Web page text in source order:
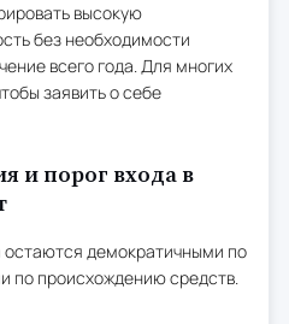
высокую
без необходимости
всего года. Для многих
заявить о себе
и порог входа в
остаются демократичными по
по происхождению средств.